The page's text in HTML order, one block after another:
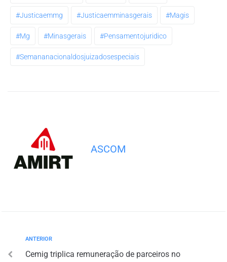
#justicaemmg #justicaemminasgerais #magis
#mg #minasgerais #pensamentojuridico
#semananacionaldosjuizadosespeciais
ASCOM
ANTERIOR
Cemig triplica remuneração de parceiros no